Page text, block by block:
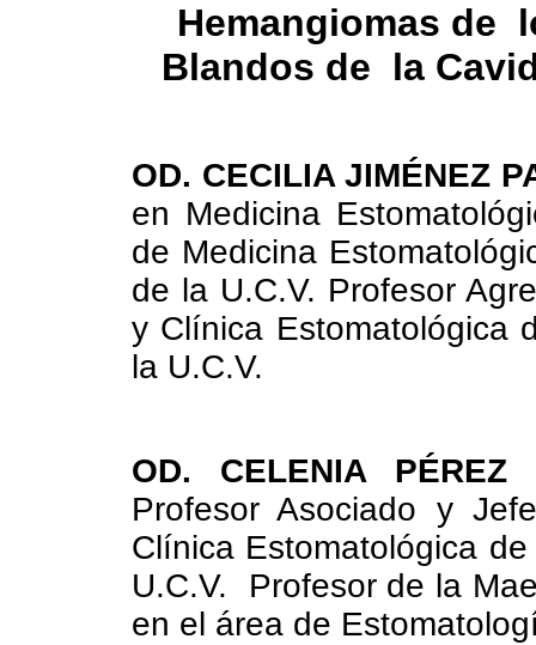
Hemangiomas de
Blandos de la
OD. CECILIA JIMÉNEZ
en Medicina
de Medicina
de la U.C.V. Profesor
y Clínica Estomatológica
la U.C.V.
OD. CELENIA
Profesor Asociado y
Clínica Estomatológica
U.C.V. Profesor de la
en el área de